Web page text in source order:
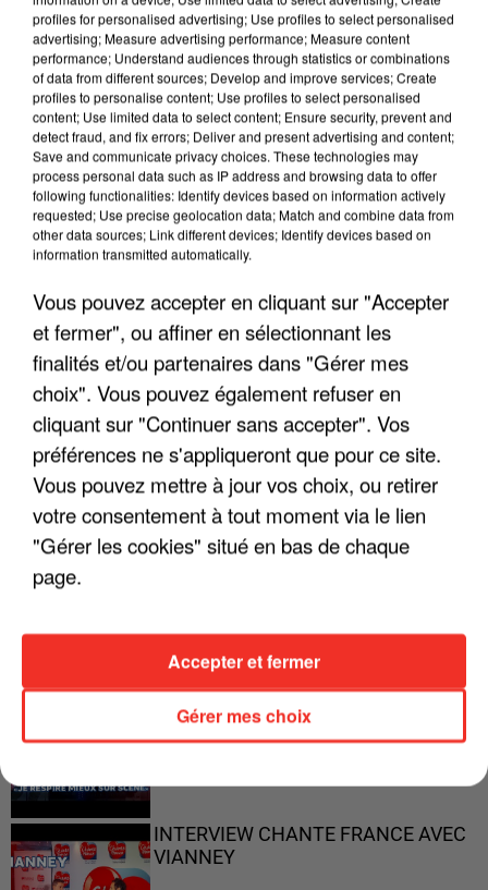
LES INTERVIEWS CHANTE
FRANCE
Voir plus
"JE SUIS À DISPOSITION DES
"ON A TOUS LE TRAC"
"ON N'EST PAS DES PARENTS
"JE RESPIRE MIEUX SUR SCÈNE" -
CALOGERO
INTERVIEW CHANTE FRANCE AVEC
VIANNEY
profiles for personalised advertising; Use profiles to select personalised
advertising; Measure advertising performance; Measure content
performance; Understand audiences through statistics or combinations
of data from different sources; Develop and improve services; Create
profiles to personalise content; Use profiles to select personalised
content; Use limited data to select content; Ensure security, prevent and
detect fraud, and fix errors; Deliver and present advertising and content;
Save and communicate privacy choices. These technologies may
process personal data such as IP address and browsing data to offer
following functionalities: Identify devices based on information actively
requested; Use precise geolocation data; Match and combine data from
other data sources; Link different devices; Identify devices based on
information transmitted automatically.
Vous pouvez accepter en cliquant sur "Accepter
et fermer", ou affiner en sélectionnant les
finalités et/ou partenaires dans "Gérer mes
choix". Vous pouvez également refuser en
cliquant sur "Continuer sans accepter". Vos
préférences ne s'appliqueront que pour ce site.
Vous pouvez mettre à jour vos choix, ou retirer
votre consentement à tout moment via le lien
"Gérer les cookies" situé en bas de chaque
page.
Gérer mes choix
Accepter et fermer